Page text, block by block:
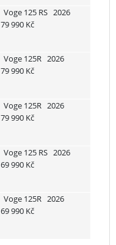
Voge125 RS 2026
79 990 Kč
Voge125R 2026
79 990 Kč
Voge125R 2026
79 990 Kč
Voge125 RS 2026
69 990 Kč
Voge125R 2026
69 990 Kč